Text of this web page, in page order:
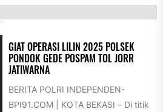
GIAT OPERASI LILIN 2025 POLSEK
PONDOK GEDE POSPAM TOL JORR
JATIWARNA
BERITA POLRI INDEPENDEN-
BPI91.COM | KOTA BEKASI – Di titik